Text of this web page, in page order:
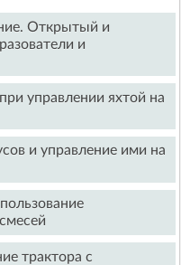
Открытый и
и
управлении яхтой на
и управление ими на
трактора с